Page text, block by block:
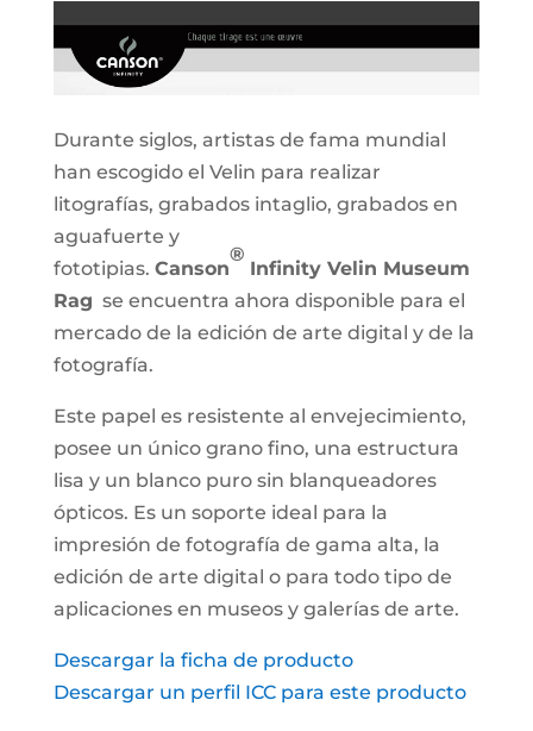
Durante siglos, artistas de fama mundial
han escogido el Velin para realizar
litografías, grabados intaglio, grabados en
aguafuerte y
fototipias. Canson
®
Infinity Velin Museum
Rag se encuentra ahora disponible para el
mercado de la edición de arte digital y de la
fotografía.
Este papel es resistente al envejecimiento,
posee un único grano fino, una estructura
lisa y un blanco puro sin blanqueadores
ópticos. Es un soporte ideal para la
impresión de fotografía de gama alta, la
edición de arte digital o para todo tipo de
aplicaciones en museos y galerías de arte.
Descargar la ficha de producto
Descargar un perfil ICC para este producto